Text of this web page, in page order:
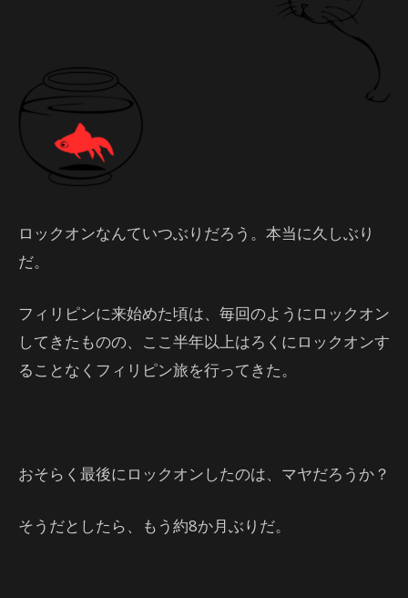
ロックオンなんていつぶりだろう。本当に久しぶり
だ。
フィリピンに来始めた頃は、毎回のようにロックオン
してきたものの、ここ半年以上はろくにロックオンす
ることなくフィリピン旅を行ってきた。
おそらく最後にロックオンしたのは、マヤだろうか？
そうだとしたら、もう約8か月ぶりだ。